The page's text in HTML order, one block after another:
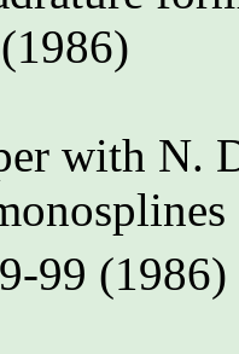
with N.
99 (1986)